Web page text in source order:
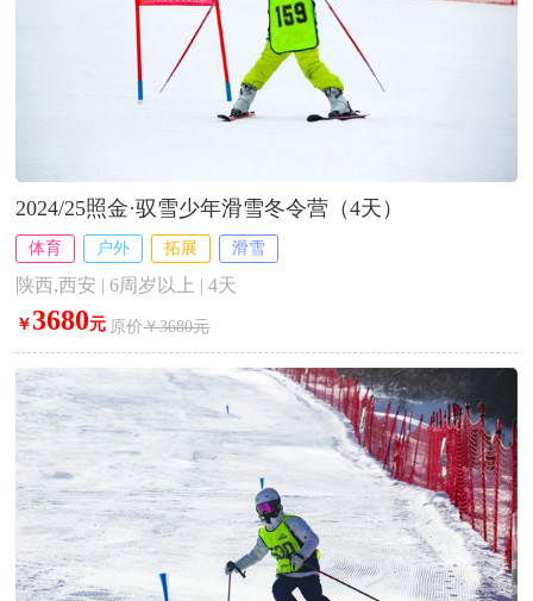
2024/25照金·驭雪少年滑雪冬令营（4天）
体育 户外 拓展 滑雪
陕西,西安 | 6周岁以上 | 4天
￥ 3680元 原价￥3680元